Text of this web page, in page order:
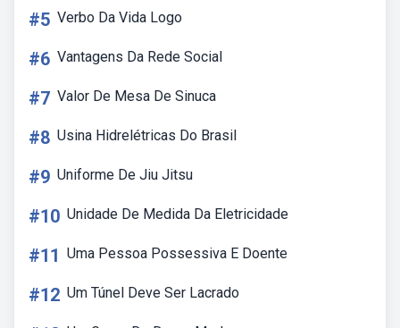
#5 Verbo Da Vida Logo
#6 Vantagens Da Rede Social
#7 Valor De Mesa De Sinuca
#8 Usina Hidrelétricas Do Brasil
#9 Uniforme De Jiu Jitsu
#10 Unidade De Medida Da Eletricidade
#11 Uma Pessoa Possessiva E Doente
#12 Um Túnel Deve Ser Lacrado